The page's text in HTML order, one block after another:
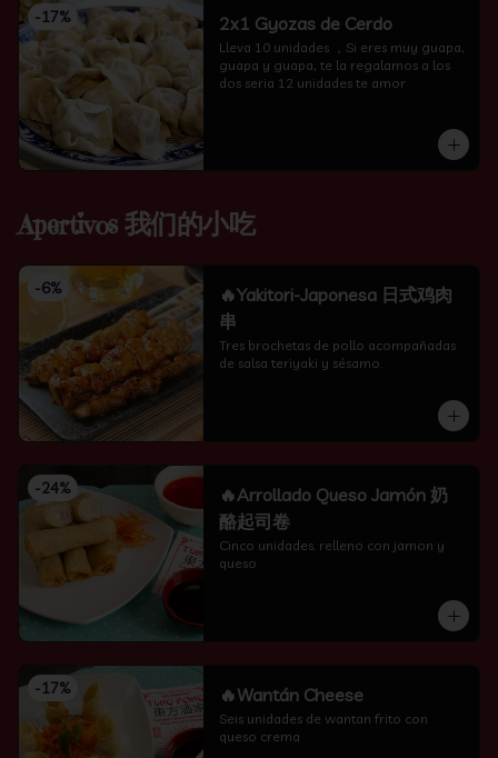
-17% 2x1 Gyozas de Cerdo
Lleva 10 unidades ，Si eres muy guapa,
guapa y guapa, te la regalamos a los
dos seria 12 unidades te amor
Apertivos 我们的小吃
-6%
🔥Yakitori-Japonesa 日式鸡肉
串
Tres brochetas de pollo acompañadas
de salsa teriyaki y sésamo.
-24%
🔥Arrollado Queso Jamón 奶
酪起司卷
Cinco unidades. relleno con jamon y
queso
-17% 🔥Wantán Cheese
Seis unidades de wantan frito con
queso crema